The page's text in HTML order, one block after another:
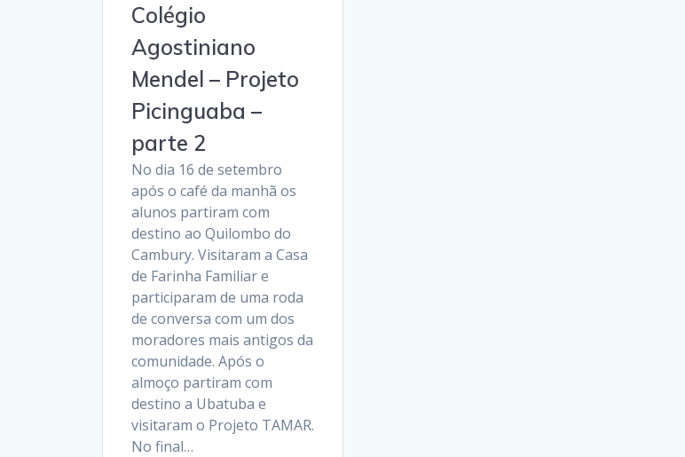
Colégio
Agostiniano
Mendel – Projeto
Picinguaba –
parte 2
No dia 16 de setembro
após o café da manhã os
alunos partiram com
destino ao Quilombo do
Cambury. Visitaram a Casa
de Farinha Familiar e
participaram de uma roda
de conversa com um dos
moradores mais antigos da
comunidade. Após o
almoço partiram com
destino a Ubatuba e
visitaram o Projeto TAMAR.
No final…